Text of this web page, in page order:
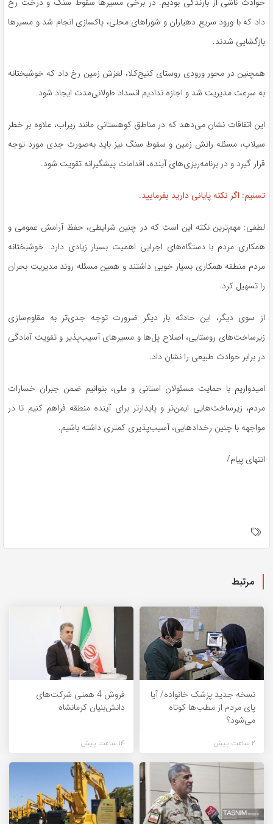
داد که با ورود سریع دهیاران و شوراهای محلی، پاکسازی انجام شد و مسیرها
بازگشایی شدند.
همچنین در محور ورودی روستای کنیج‌کلا، لغزش زمین رخ داد که خوشبختانه
به سرعت مدیریت شد و اجازه ندادیم انسداد طولانی‌مدت ایجاد شود.
این اتفاقات نشان می‌دهد که در مناطق کوهستانی مانند زیراب، علاوه بر خطر
سیلاب، مسئله رانش زمین و سقوط سنگ نیز باید به‌صورت جدی مورد توجه
قرار گیرد و در برنامه‌ریزی‌های آینده، اقدامات پیشگیرانه تقویت شود.
تسنیم: اگر نکته پایانی دارید بفرمایید.
لطفی: مهم‌ترین نکته این است که در چنین شرایطی، حفظ آرامش عمومی و
همکاری مردم با دستگاه‌های اجرایی اهمیت بسیار زیادی دارد. خوشبختانه
مردم منطقه همکاری بسیار خوبی داشتند و همین مسئله روند مدیریت بحران
را تسهیل کرد.
از سوی دیگر، این حادثه بار دیگر ضرورت توجه جدی‌تر به مقاوم‌سازی
زیرساخت‌های روستایی، اصلاح پل‌ها و مسیرهای آسیب‌پذیر و تقویت آمادگی
در برابر حوادث طبیعی را نشان داد.
امیدواریم با حمایت مسئولان استانی و ملی، بتوانیم ضمن جبران خسارات
مردم، زیرساخت‌هایی ایمن‌تر و پایدارتر برای آینده منطقه فراهم کنیم تا در
مواجهه با چنین رخدادهایی، آسیب‌پذیری کمتری داشته باشیم.
انتهای پیام/
مرتبط
نسخه جدید پزشک خانواده/ آیا
پای مردم از مطب‌ها‌ کوتاه
می‌شود؟
2 ساعت پیش
فروش 4 همتی شرکت‌های
دانش‌بنیان کرمانشاه
14 ساعت پیش